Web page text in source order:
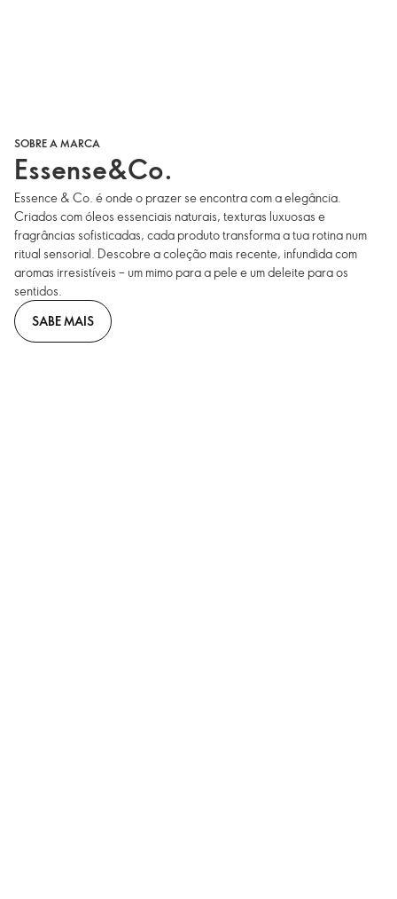
SOBRE A MARCA
Essense&Co.
Essence & Co. é onde o prazer se encontra com a elegância.
Criados com óleos essenciais naturais, texturas luxuosas e
fragrâncias sofisticadas, cada produto transforma a tua rotina num
ritual sensorial. Descobre a coleção mais recente, infundida com
aromas irresistíveis – um mimo para a pele e um deleite para os
sentidos.
SABE MAIS